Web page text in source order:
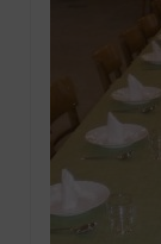
Maltische
Pfadfinder